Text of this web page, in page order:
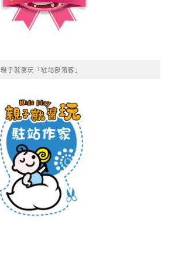
親子就醬玩「駐站部落客」